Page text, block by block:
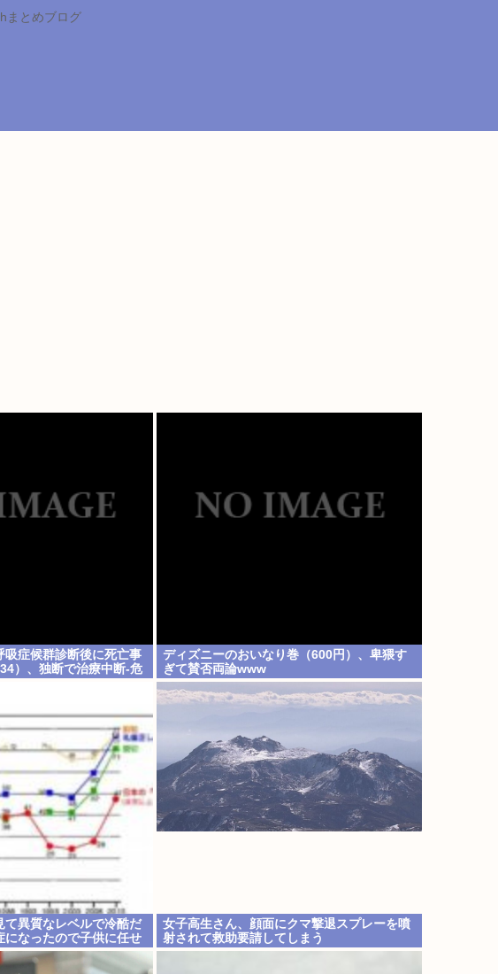
まとめブログ
吸症候群診断後に死亡事
）、独断で治療中断-危
ディズニーのおいなり巻（600円）、卑猥す
ぎて賛否両論www
て異質なレベルで冷酷だ
になったので子供に任せ
女子高生さん、顔面にクマ撃退スプレーを噴
射されて救助要請してしまう